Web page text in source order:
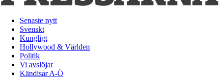
Senaste nytt
Svenskt
Kungligt
Hollywood & Världen
Politik
Vi avslöjar
Kändisar A-Ö